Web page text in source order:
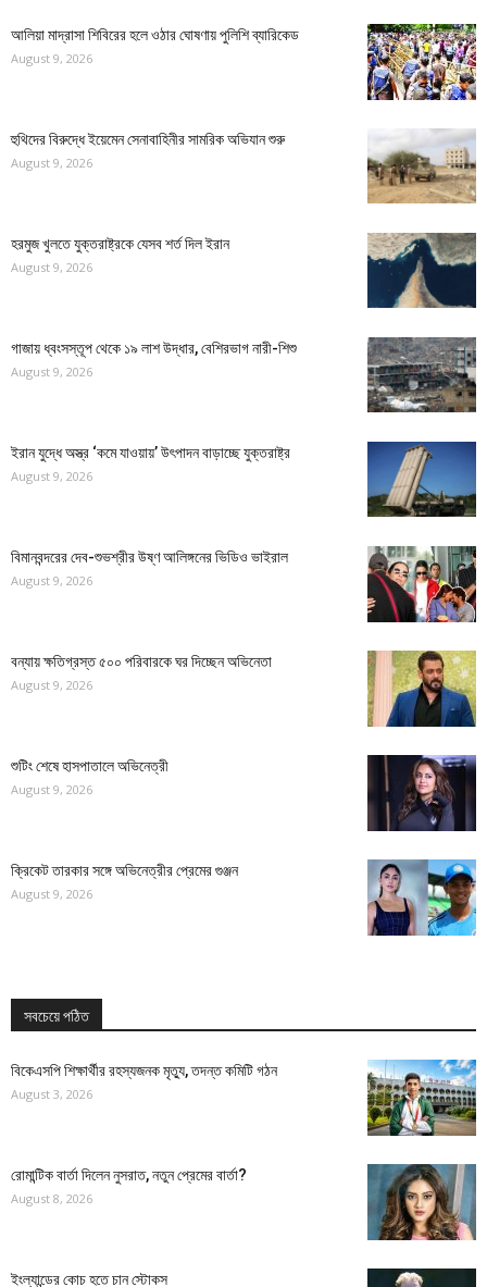
আলিয়া মাদ্রাসা শিবিরের হলে ওঠার ঘোষণায় পুলিশি ব্যারিকেড
August 9, 2026
হুথিদের বিরুদ্ধে ইয়েমেন সেনাবাহিনীর সামরিক অভিযান শুরু
August 9, 2026
হরমুজ খুলতে যুক্তরাষ্ট্রকে যেসব শর্ত দিল ইরান
August 9, 2026
গাজায় ধ্বংসস্তূপ থেকে ১৯ লাশ উদ্ধার, বেশিরভাগ নারী-শিশু
August 9, 2026
ইরান যুদ্ধে অস্ত্র ‘কমে যাওয়ায়’ উৎপাদন বাড়াচ্ছে যুক্তরাষ্ট্র
August 9, 2026
বিমানবন্দরের দেব-শুভশ্রীর উষ্ণ আলিঙ্গনের ভিডিও ভাইরাল
August 9, 2026
বন্যায় ক্ষতিগ্রস্ত ৫০০ পরিবারকে ঘর দিচ্ছেন অভিনেতা
August 9, 2026
শুটিং শেষে হাসপাতালে অভিনেত্রী
August 9, 2026
ক্রিকেট তারকার সঙ্গে অভিনেত্রীর প্রেমের গুঞ্জন
August 9, 2026
সবচেয়ে পঠিত
বিকেএসপি শিক্ষার্থীর রহস্যজনক মৃত্যু, তদন্ত কমিটি গঠন
August 3, 2026
রোমান্টিক বার্তা দিলেন নুসরাত, নতুন প্রেমের বার্তা?
August 8, 2026
ইংল্যান্ডের কোচ হতে চান স্টোকস